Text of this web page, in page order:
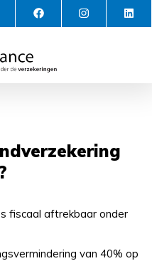
fiscaal aftrekbaar onder
van 40% op